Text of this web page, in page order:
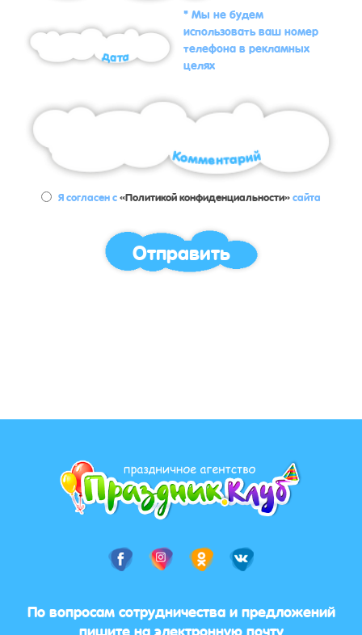
* Мы не будем
использовать ваш номер
телефона в рекламных
целях
Я согласен с«Политикой конфиденциальности»сайта
Отправить
По вопросам сотрудничества и предложений
пишите на электронную почту